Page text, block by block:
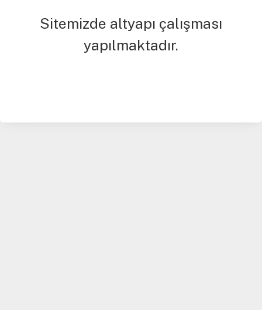
Sitemizde altyapı çalışması
yapılmaktadır.